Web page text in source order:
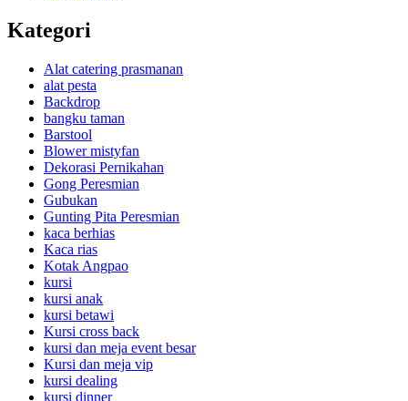
Kategori
Alat catering prasmanan
alat pesta
Backdrop
bangku taman
Barstool
Blower mistyfan
Dekorasi Pernikahan
Gong Peresmian
Gubukan
Gunting Pita Peresmian
kaca berhias
Kaca rias
Kotak Angpao
kursi
kursi anak
kursi betawi
Kursi cross back
kursi dan meja event besar
Kursi dan meja vip
kursi dealing
kursi dinner